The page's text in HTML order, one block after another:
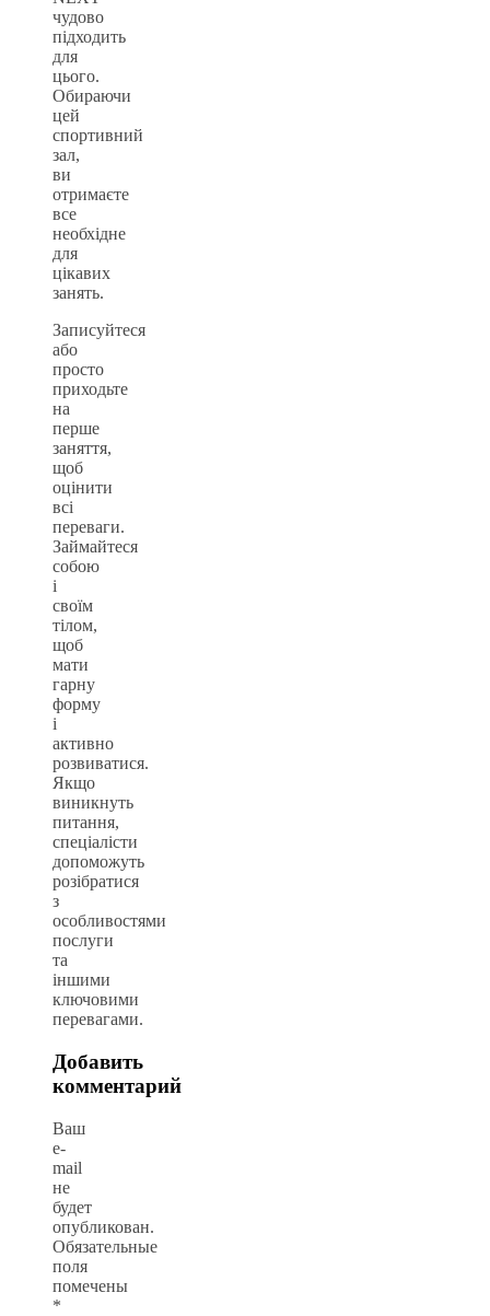
чудово
підходить
для
цього.
Обираючи
цей
спортивний
зал,
ви
отримаєте
все
необхідне
для
цікавих
занять.
Записуйтеся
або
просто
приходьте
на
перше
заняття,
щоб
оцінити
всі
переваги.
Займайтеся
собою
і
своїм
тілом,
щоб
мати
гарну
форму
і
активно
розвиватися.
Якщо
виникнуть
питання,
спеціалісти
допоможуть
розібратися
з
особливостями
послуги
та
іншими
ключовими
перевагами.
Добавить
комментарий
Ваш
e-
mail
не
будет
опубликован.
Обязательные
поля
помечены
*